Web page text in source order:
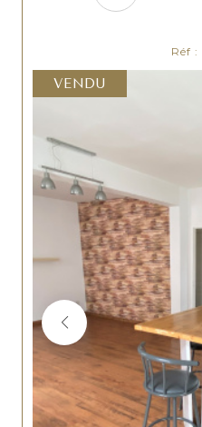
Réf
VENDU